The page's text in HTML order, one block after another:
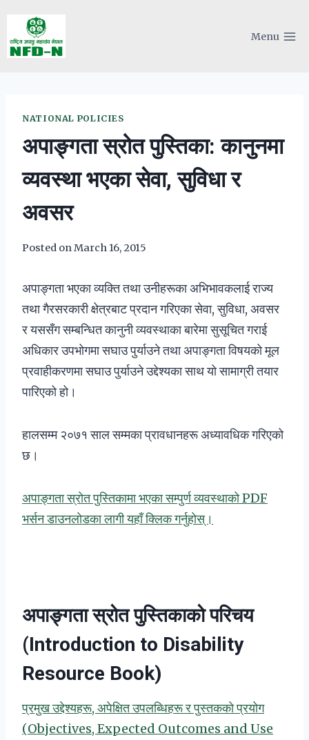
content
Menu
NATIONAL POLICIES
अपाङ्गता स्रोत पुस्तिका: कानुनमा
व्यवस्था भएका सेवा, सुविधा र
अवसर
Posted onMarch 16, 2015
अपाङ्गता भएका व्यक्ति तथा उनीहरूका अभिभावकलाई राज्य
तथा गैरसरकारी क्षेत्रबाट प्रदान गरिएका सेवा, सुविधा, अवसर
र यससँग सम्बन्धित कानुनी व्यवस्थाका बारेमा सुसूचित गराई
अधिकार उपभोगमा सघाउ पुर्याउने तथा अपाङ्गता विषयको मूल
प्रवाहीकरणमा सघाउ पुर्याउने उद्देश्यका साथ यो सामाग्री तयार
पारिएको हो।
हालसम्म २०७१ साल सम्मका प्रावधानहरू अध्यावधिक गरिएको
छ।
अपाङ्गता स्रोत पुस्तिकामा भएका सम्पुर्ण व्यवस्थाको PDF
भर्सन डाउनलोडका लागी यहाँ क्लिक गर्नुहोस्।
अपाङ्गता स्रोत पुस्तिकाको परिचय
(Introduction to Disability
Resource Book)
प्रमुख उद्देश्यहरू, अपेक्षित उपलब्धिहरू र पुस्तकको प्रयोग
(Objectives, Expected Outcomes and Use